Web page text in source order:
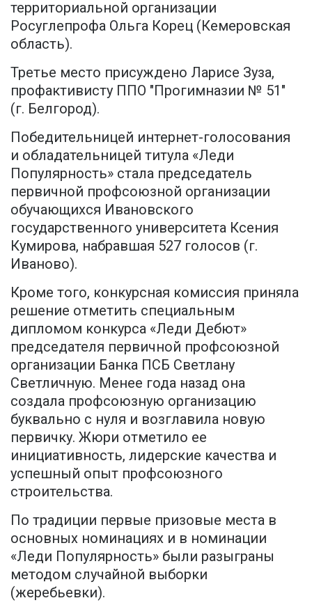
территориальной организации
Росуглепрофа Ольга Корец (Кемеровская
область).
Третье место присуждено Ларисе Зуза,
профактивисту ППО "Прогимназии № 51"
(г. Белгород).
Победительницей интернет-голосования
и обладательницей титула «Леди
Популярность» стала председатель
первичной профсоюзной организации
обучающихся Ивановского
государственного университета Ксения
Кумирова, набравшая 527 голосов (г.
Иваново).
Кроме того, конкурсная комиссия приняла
решение отметить специальным
дипломом конкурса «Леди Дебют»
председателя первичной профсоюзной
организации Банка ПСБ Светлану
Светличную. Менее года назад она
создала профсоюзную организацию
буквально с нуля и возглавила новую
первичку. Жюри отметило ее
инициативность, лидерские качества и
успешный опыт профсоюзного
строительства.
По традиции первые призовые места в
основных номинациях и в номинации
«Леди Популярность» были разыграны
методом случайной выборки
(жеребьевки).